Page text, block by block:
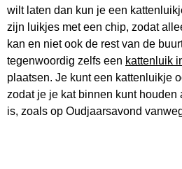
wilt laten dan kun je een
zijn luikjes met een chip, zodat
kan en niet ook de rest van de
tegenwoordig zelfs een kattenluik
plaatsen. Je kunt een kattenluikje
zodat je je kat binnen kunt
is, zoals op Oudjaarsavond